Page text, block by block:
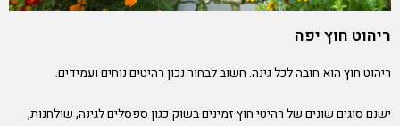
ריהוט חוץ יפה
ריהוט חוץ הוא חובה לכל גינה. חשוב לבחור נכון רהיטים נוחים ועמידים.
ישנם סוגים שונים של רהיטי חוץ זמינים בשוק כגון ספסלים לגינה, שולחנות,